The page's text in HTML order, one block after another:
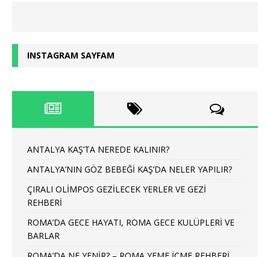
INSTAGRAM SAYFAM
ANTALYA KAŞ’TA NEREDE KALINIR?
ANTALYA’NIN GÖZ BEBEĞİ KAŞ’DA NELER YAPILIR?
ÇIRALI OLİMPOS GEZİLECEK YERLER VE GEZİ
REHBERİ
ROMA’DA GECE HAYATI, ROMA GECE KULÜPLERİ VE
BARLAR